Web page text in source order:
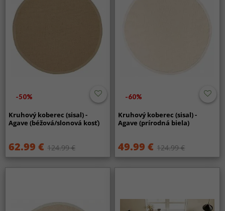
-50%
Kruhový koberec (sisal) -
Agave (béžová/slonová kosť)
62.99 € 124.99 €
-60%
Kruhový koberec (sisal) -
Agave (prírodná biela)
49.99 € 124.99 €